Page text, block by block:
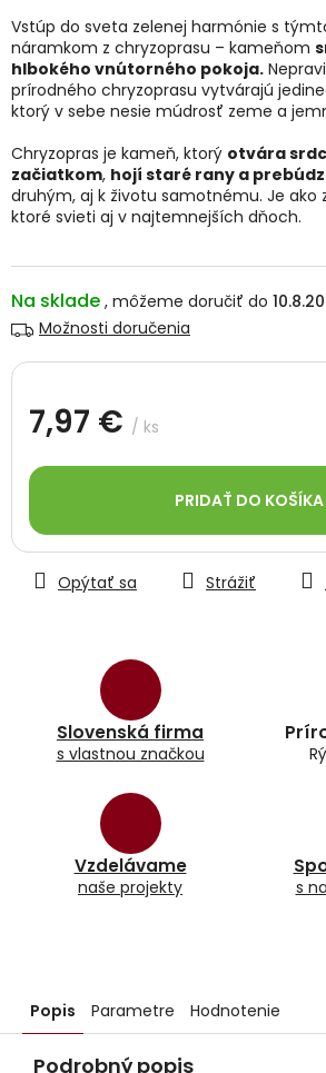
Na sklade
Možnosti doručenia
7,97 € / ks
cena:
PRIDAŤ DO KOŠÍKA
Slovenská firma
s vlastnou značkou
Vzdelávame
naše projekty s
Vstúp do sveta zelenej harmónie s
náramkom z chryzoprasu – kameňom
hlbokého vnútorného pokoja.
prírodného chryzoprasu vytvárajú
ktorý v sebe nesie múdrosť zeme a
Chryzopras je kameň, ktorý otvára
začiatkom, hojí staré rany a
druhým, aj k životu samotnému. Je ako
ktoré svieti aj v najtemnejších dňoch.
Opýtať sa Strážiť
z
5
hviezdičiek.
Popis Parametre Hodnotenie
Podrobný popis